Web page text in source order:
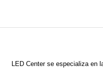
LED Centerse especializa en